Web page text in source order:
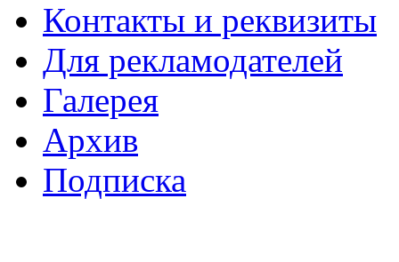
Контакты и реквизиты
Для рекламодателей
Галерея
Архив
Подписка